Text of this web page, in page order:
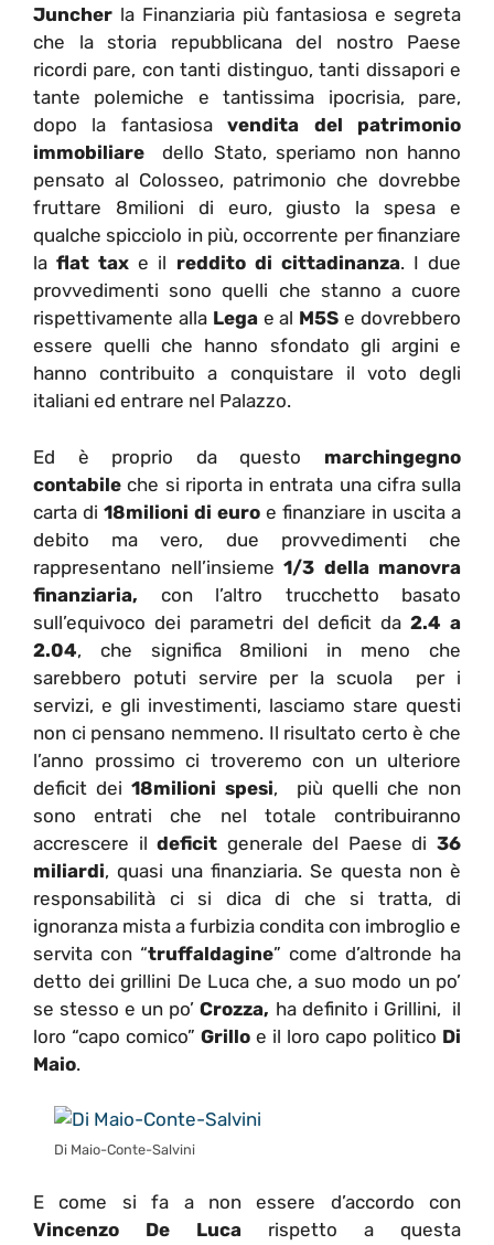
Juncher la Finanziaria più fantasiosa e segreta
che la storia repubblicana del nostro Paese
ricordi pare, con tanti distinguo, tanti dissapori e
tante polemiche e tantissima ipocrisia, pare,
dopo la fantasiosavendita del patrimonio
immobiliare dello Stato, speriamo non hanno
pensato al Colosseo, patrimonio che dovrebbe
fruttare 8milioni di euro, giusto la spesa e
qualche spicciolo in più, occorrente per finanziare
laflat tax e il reddito di cittadinanza. I due
provvedimenti sono quelli che stanno a cuore
rispettivamente alla Legae al M5S e dovrebbero
essere quelli che hanno sfondato gli argini e
hanno contribuito a conquistare il voto degli
italiani ed entrare nel Palazzo.
Ed è proprio da questo marchingegno
contabile che si riporta in entrata una cifra sulla
carta di 18milioni di euro e finanziare in uscita a
debito ma vero, due provvedimenti che
rappresentano nell’insieme 1/3 della manovra
finanziaria, con l’altro trucchetto basato
sull’equivoco dei parametri del deficit da 2.4 a
2.04, che significa 8milioni in meno che
sarebbero potuti servire per la scuola per i
servizi, e gli investimenti, lasciamo stare questi
non ci pensano nemmeno. Il risultato certo è che
l’anno prossimo ci troveremo con un ulteriore
deficit dei18milioni spesi, più quelli che non
sono entrati che nel totale contribuiranno
accrescere ildeficit generale del Paese di36
miliardi, quasi una finanziaria. Se questa non è
responsabilità ci si dica di che si tratta, di
ignoranza mista a furbizia condita con imbroglio e
servita con “truffaldagine” come d’altronde ha
detto dei grillini De Luca che, a suo modo un po’
se stesso e un po’Crozza, ha definito i Grillini, il
loro “capo comico” Grillo e il loro capo politico Di
Maio.
Di Maio-Conte-Salvini
E come si fa a non essere d’accordo con
Vincenzo De Luca rispetto a questa